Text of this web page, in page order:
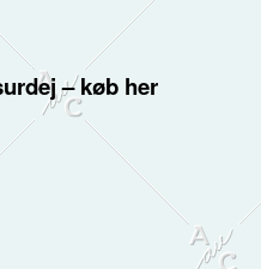
– køb her